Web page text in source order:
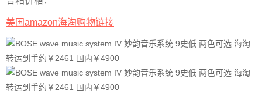
美国amazon海淘购物链接